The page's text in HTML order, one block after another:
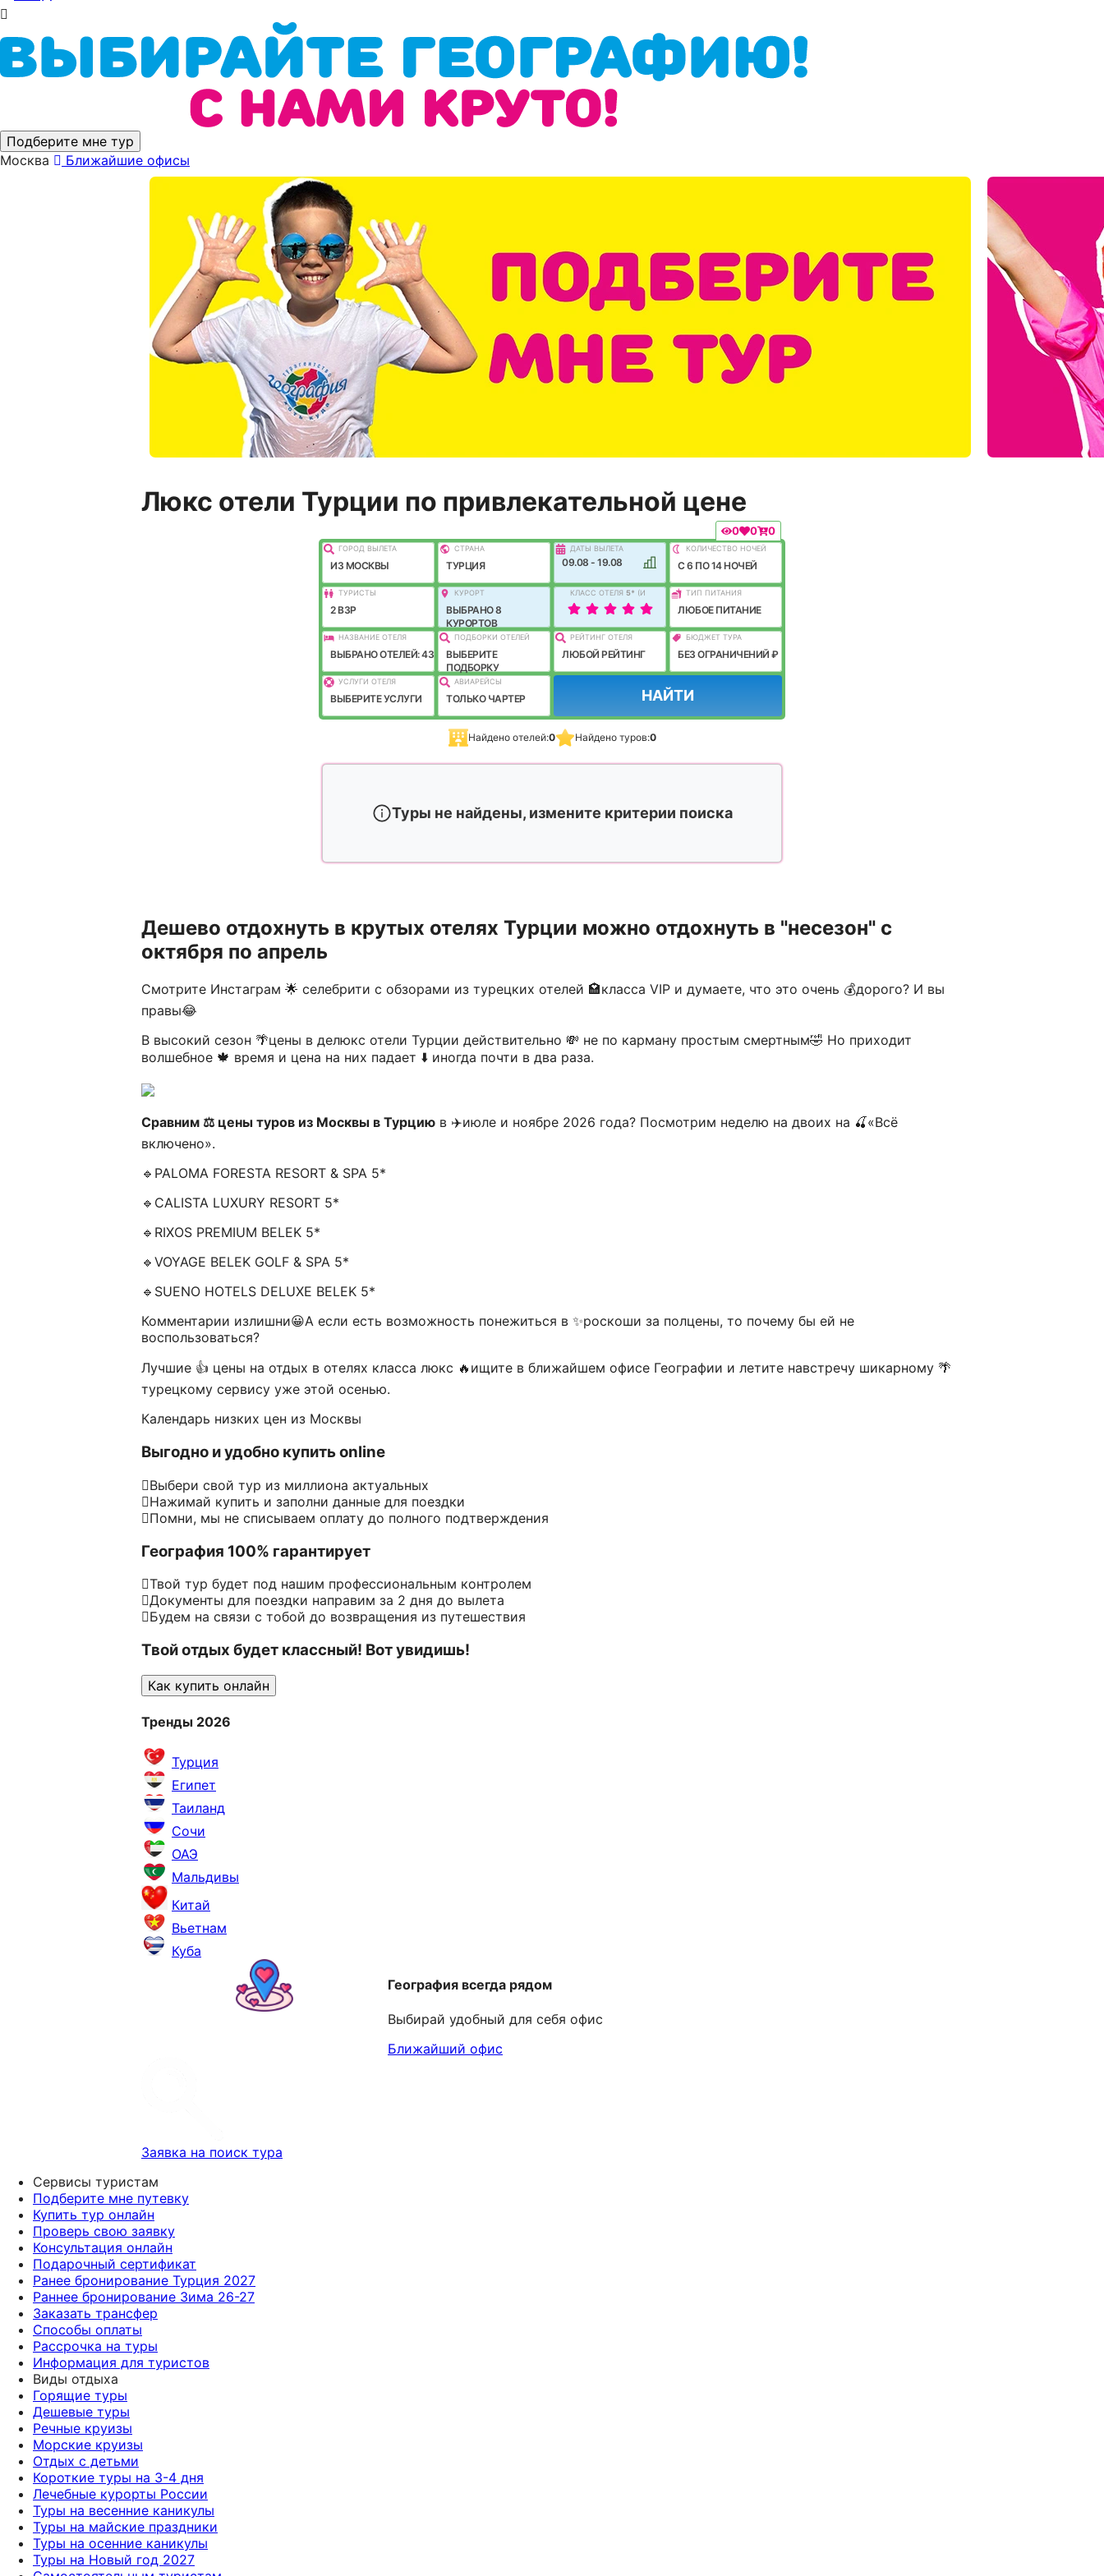
Подберите мне тур
Москва
Ближайшие офисы
Люкс отели Турции по привлекательной цене
0 0 0
ГОРОД ВЫЛEТА
ИЗ МОСКВЫ
СТРАНА
ТУРЦИЯ
ДАТЫ ВЫЛЕТА
09.08 - 19.08
КОЛИЧЕСТВО НОЧЕЙ
C 6 ПО 14 НОЧЕЙ
ТУРИСТЫ
2 ВЗР
КУРОРТ
ВЫБРАНО 8
КУРОРТОВ
КЛАСС ОТЕЛЯ 5* (И
ЛУЧШЕ)
ТИП ПИТАНИЯ
ЛЮБОЕ ПИТАНИЕ
НАЗВАНИЕ ОТЕЛЯ
ВЫБРАНО ОТЕЛЕЙ: 43
ПОДБОРКИ ОТЕЛЕЙ
ВЫБЕРИТЕ
ПОДБОРКУ
РЕЙТИНГ ОТЕЛЯ
ЛЮБОЙ РЕЙТИНГ
БЮДЖЕТ ТУРА
БЕЗ ОГРАНИЧЕНИЙ ₽
УСЛУГИ ОТЕЛЯ
ВЫБЕРИТЕ УСЛУГИ
АВИАРЕЙСЫ
ТОЛЬКО ЧАРТЕР НАЙТИ
Найдено отелей:0 Найдено туров:0
Туры не найдены, измените критерии поиска
Дешево отдохнуть в крутых отелях Турции можно отдохнуть в "несезон" с
октября по апрель
Смотрите Инстаграм 🌟 селебрити с обзорами из турецких отелей 🏩класса VIP и думаете, что это очень 💰дорого? И вы
правы😂
В высокий сезон 🌴цены в делюкс отели Турции действительно 💸 не по карману простым смертным🤣 Но приходит
волшебное 🍁 время и цена на них падает ⬇️ иногда почти в два раза.
Сравним ⚖️ цены туров из Москвы в Турцию в ✈️июле и ноябре 2026 года? Посмотрим неделю на двоих на 🍒«Всё
включено».
🔹PALOMA FORESTA RESORT & SPA 5*
🔹CALISTA LUXURY RESORT 5*
🔹RIXOS PREMIUM BELEK 5*
🔹VOYAGE BELEK GOLF & SPA 5*
🔹SUENO HOTELS DELUXE BELEK 5*
Комментарии излишни😀А если есть возможность понежиться в ✨роскоши за полцены, то почему бы ей не
воспользоваться?
Лучшие 👍 цены на отдых в отелях класса люкс 🔥ищите в ближайшем офисе Географии и летите навстречу шикарному 🌴
турецкому сервису уже этой осенью.
Календарь низких цен из Москвы
Выгодно и удобно купить online
Выбери свой тур из миллиона актуальных
Нажимай купить и заполни данные для поездки
Помни, мы не списываем оплату до полного подтверждения
География 100% гарантирует
Твой тур будет под нашим профессиональным контролем
Документы для поездки направим за 2 дня до вылета
Будем на связи с тобой до возвращения из путешествия
Твой отдых будет классный! Вот увидишь!
Как купить онлайн
Тренды 2026
Турция
Египет
Таиланд
Сочи
ОАЭ
Мальдивы
Китай
Вьетнам
Куба
География всегда рядом
Выбирай удобный для себя офис
Ближайший офис
Заявка на поиск тура
Сервисы туристам
Подберите мне путевку
Купить тур онлайн
Проверь свою заявку
Консультация онлайн
Подарочный сертификат
Ранее бронирование Турция 2027
Раннее бронирование Зима 26-27
Заказать трансфер
Способы оплаты
Рассрочка на туры
Информация для туристов
Виды отдыха
Горящие туры
Дешевые туры
Речные круизы
Морские круизы
Отдых с детьми
Короткие туры на 3-4 дня
Лечебные курорты России
Туры на весенние каникулы
Туры на майские праздники
Туры на осенние каникулы
Туры на Новый год 2027